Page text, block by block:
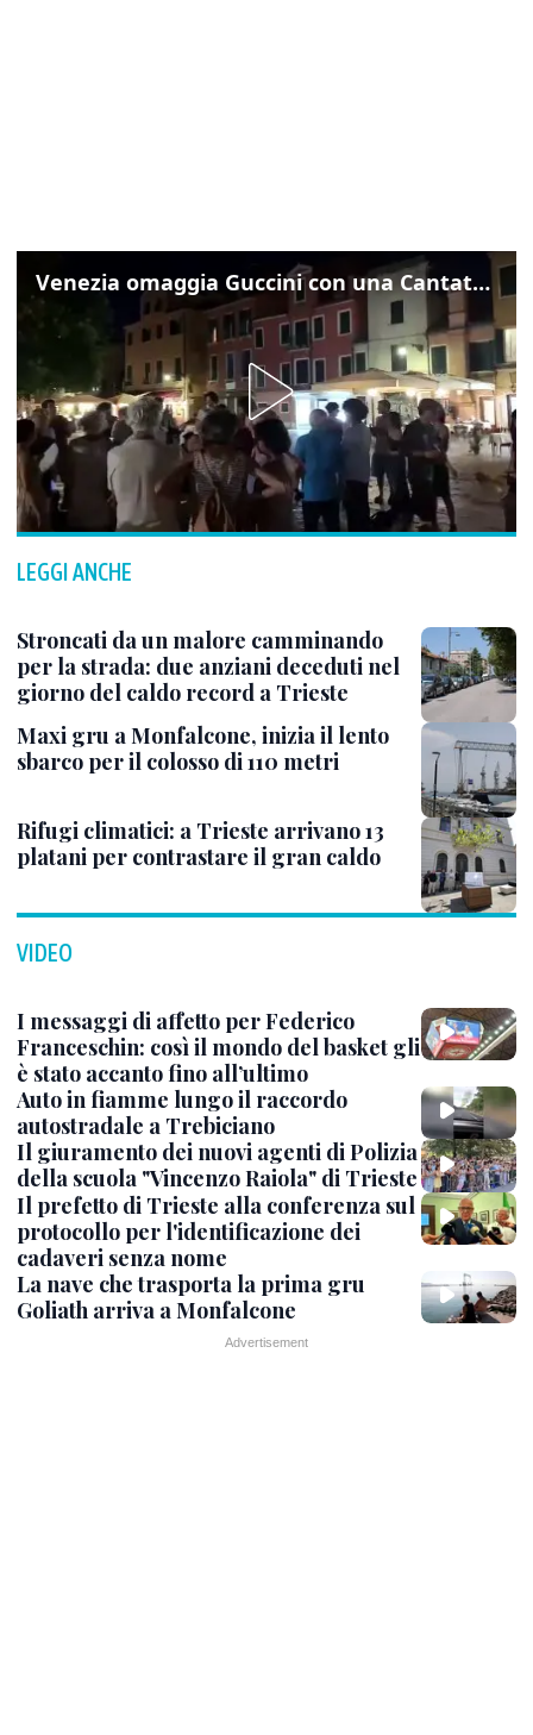
Venezia omaggia Guccini con una Cantata Anarchica in campo Santa Margherita
LEGGI ANCHE
Stroncati da un malore camminando
per la strada: due anziani deceduti nel
giorno del caldo record a Trieste
Maxi gru a Monfalcone, inizia il lento
sbarco per il colosso di 110 metri
Rifugi climatici: a Trieste arrivano 13
platani per contrastare il gran caldo
VIDEO
I messaggi di affetto per Federico
Franceschin: così il mondo del basket gli
è stato accanto fino all’ultimo
Auto in fiamme lungo il raccordo
autostradale a Trebiciano
Il giuramento dei nuovi agenti di Polizia
della scuola "Vincenzo Raiola" di Trieste
Il prefetto di Trieste alla conferenza sul
protocollo per l'identificazione dei
cadaveri senza nome
La nave che trasporta la prima gru
Goliath arriva a Monfalcone